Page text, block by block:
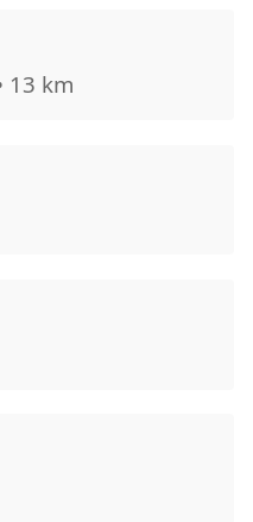
13 km